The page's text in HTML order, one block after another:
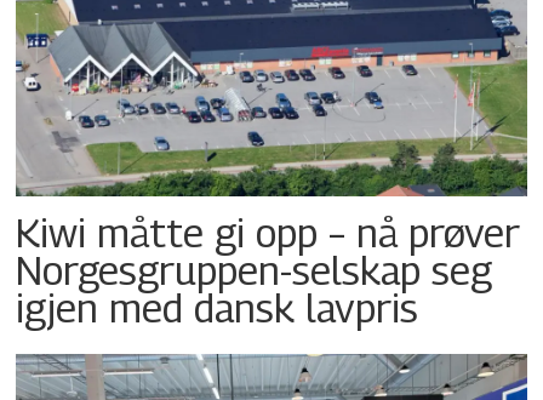
Kiwi måtte gi opp – nå prøver
Norgesgruppen-selskap seg
igjen med dansk lavpris